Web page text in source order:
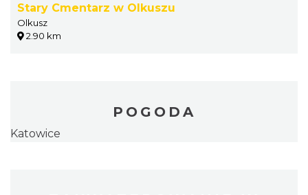
Stary Cmentarz w Olkuszu
Olkusz
2.90 km
POGODA
Katowice